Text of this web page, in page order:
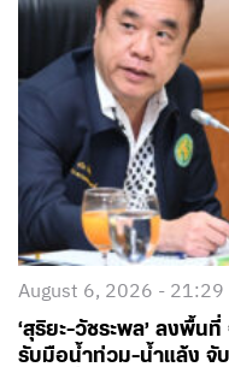
August 6, 2026 - 21:29
‘สุริยะ-วัชระพล’ ลงพื้น
รับมือน้ำท่วม-น้ำแล้ง จั